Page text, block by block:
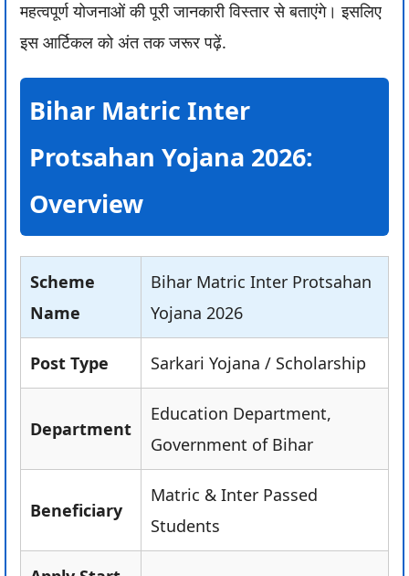
महत्वपूर्ण योजनाओं की पूरी जानकारी विस्तार से बताएंगे। इसलिए
इस आर्टिकल को अंत तक जरूर पढ़ें.
Bihar Matric Inter
Protsahan Yojana 2026:
Overview
Scheme
Name
Bihar Matric Inter Protsahan
Yojana 2026
Post Type Sarkari Yojana / Scholarship
Department
Education Department,
Government of Bihar
Beneficiary
Matric & Inter Passed
Students